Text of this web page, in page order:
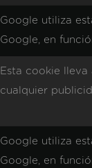
Google utiliza
Google, en
Esta cookie
cualquier
Google utiliza
Google, en